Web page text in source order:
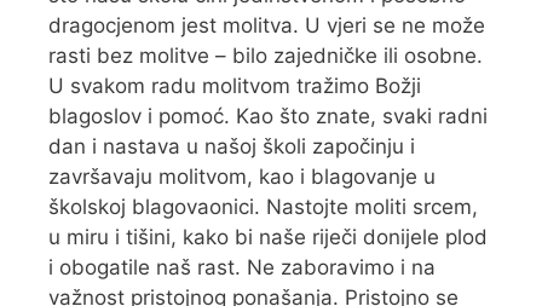
dragocjenom jest molitva. U vjeri se ne može
rasti bez molitve – bilo zajedničke ili osobne.
U svakom radu molitvom tražimo Božji
blagoslov i pomoć. Kao što znate, svaki radni
dan i nastava u našoj školi započinju i
završavaju molitvom, kao i blagovanje u
školskoj blagovaonici. Nastojte moliti srcem,
u miru i tišini, kako bi naše riječi donijele plod
i obogatile naš rast. Ne zaboravimo i na
važnost pristojnog ponašanja. Pristojno se